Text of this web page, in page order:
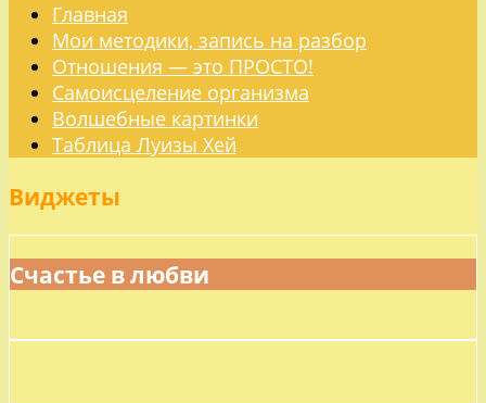
Главная
Мои методики, запись на разбор
Отношения — это ПРОСТО!
Самоисцеление организма
Волшебные картинки
Таблица Луизы Хей
Виджеты
Счастье в любви